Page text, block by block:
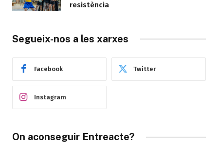
resistència
Segueix-nos a les xarxes
Facebook Twitter
Instagram
On aconseguir Entreacte?